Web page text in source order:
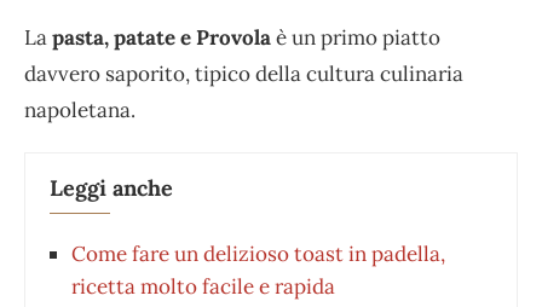
Lapasta, patate e Provolaè un primo piatto
davvero saporito, tipico della cultura culinaria
napoletana.
Leggi anche
Come fare un delizioso toast in padella,
ricetta molto facile e rapida